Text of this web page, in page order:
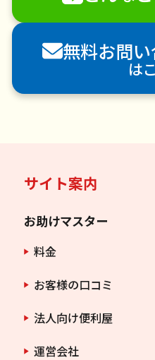
襖（ふすま）の張替え
害獣駆除
防草シ
無料お問
は
サイト案内
お助けマスター
料金
お客様の口コミ
法人向け便利屋
運営会社